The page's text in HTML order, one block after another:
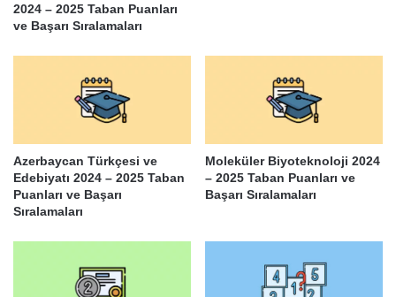
2024 – 2025 Taban Puanları
ve Başarı Sıralamaları
Azerbaycan Türkçesi ve
Edebiyatı 2024 – 2025 Taban
Puanları ve Başarı
Sıralamaları
Moleküler Biyoteknoloji 2024
– 2025 Taban Puanları ve
Başarı Sıralamaları